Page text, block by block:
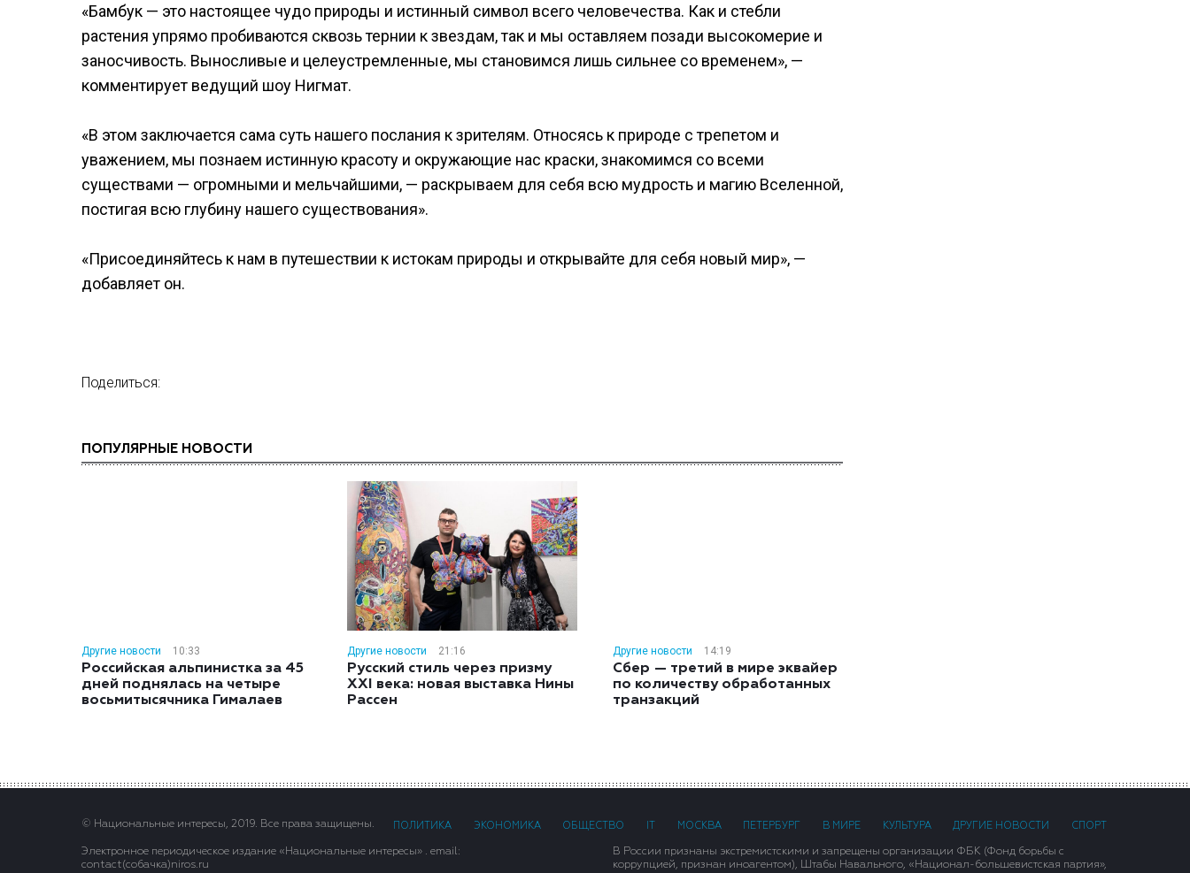
«Бамбук — это настоящее чудо природы и истинный символ всего человечества. Как и стебли
растения упрямо пробиваются сквозь тернии к звездам, так и мы оставляем позади высокомерие и
заносчивость. Выносливые и целеустремленные, мы становимся лишь сильнее со временем», —
комментирует ведущий шоу Нигмат.
«В этом заключается сама суть нашего послания к зрителям. Относясь к природе с трепетом и
уважением, мы познаем истинную красоту и окружающие нас краски, знакомимся со всеми
существами — огромными и мельчайшими, — раскрываем для себя всю мудрость и магию Вселенной,
постигая всю глубину нашего существования».
«Присоединяйтесь к нам в путешествии к истокам природы и открывайте для себя новый мир», —
добавляет он.
Поделиться:
ПОПУЛЯРНЫЕ НОВОСТИ
Другие новости 10:33
Российская альпинистка за 45
дней поднялась на четыре
восьмитысячника Гималаев
Другие новости 21:16
Русский стиль через призму
XXI века: новая выставка Нины
Рассен
Другие новости 14:19
Сбер — третий в мире эквайер
по количеству обработанных
транзакций
© Национальные интересы, 2019. Все права защищены. ПОЛИТИКА ЭКОНОМИКА ОБЩЕСТВО МОСКВА ПЕТЕРБУРГ В МИРЕ КУЛЬТУРА ДРУГИЕ НОВОСТИ СПОРТ
Электронное периодическое издание «Национальные интересы» . email:
contact(сoбaчка)niros.ru
В России признаны экстремистскими и запрещены организации ФБК (Фонд борьбы с
коррупцией, признан иноагентом), Штабы Навального, «Национал-большевистская партия»,